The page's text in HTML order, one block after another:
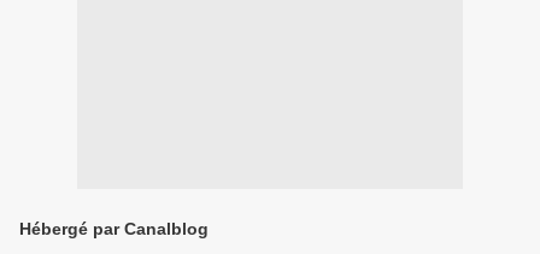
Hébergé par Canalblog